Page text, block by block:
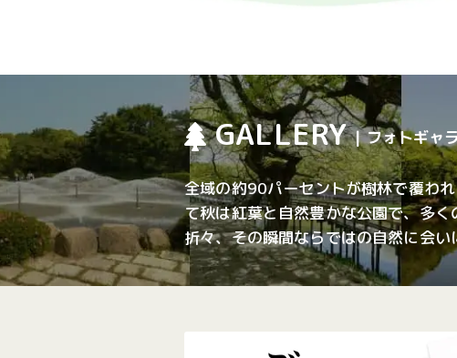
GALLERY| フォトギャ
全域の約90パーセントが樹林で覆わ
て秋は紅葉と自然豊かな公園で、多
折々、その瞬間ならではの自然に会い